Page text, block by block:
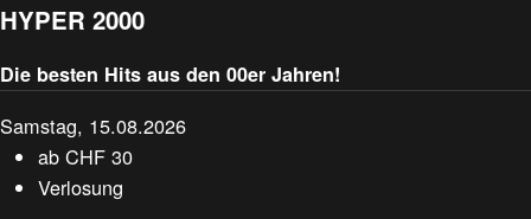
HYPER 2000
Die besten Hits aus den 00er Jahren!
Samstag, 15.08.2026
abCHF 30
Verlosung